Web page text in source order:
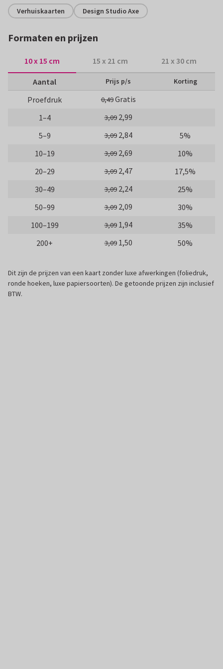
Verhuiskaarten Design Studio Axe
Formaten en prijzen
10 x 15 cm 15 x 21 cm 21 x 30 cm
Aantal Prijs p/s Korting
Proefdruk 0,49Gratis
1–4
3,09 2,99
5–9
3,09 2,84
5%
10–19
3,09 2,69
10%
20–29
3,09 2,47
17,5%
30–49
3,09 2,24
25%
50–99
3,09 2,09
30%
100–199
3,09 1,94
35%
200+
3,09 1,50 50%
Dit zijn de prijzen van een kaart zonder luxe afwerkingen (foliedruk,
ronde hoeken, luxe papiersoorten). De getoonde prijzen zijn inclusief
BTW.